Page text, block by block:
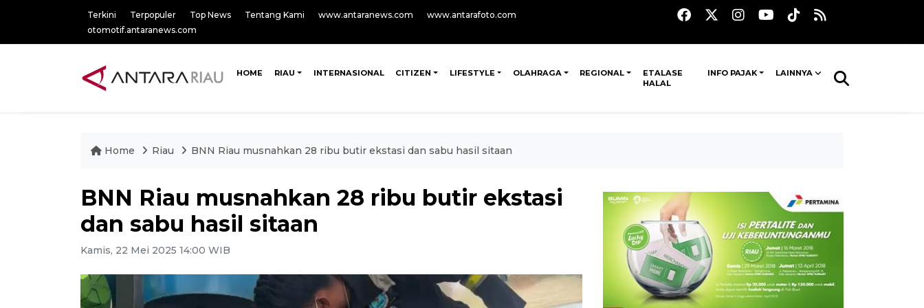
Terkini Terpopuler Top News Tentang Kami www.antaranews.com
www.antarafoto.com
otomotif.antaranews.com
HOME RIAU INTERNASIONAL CITIZEN LIFESTYLE OLAHRAGA REGIONAL
ETALASE
HALAL
INFO PAJAK LAINNYA
Home Riau BNN Riau musnahkan 28 ribu butir ekstasi dan sabu hasil sitaan
BNN Riau musnahkan 28 ribu butir ekstasi
dan sabu hasil sitaan
Kamis, 22 Mei 2025 14:00 WIB